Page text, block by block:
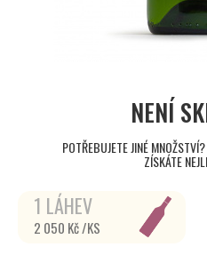
NENÍ
POTŘEBUJETE JINÉ
ZÍSKÁTE
1 LÁHEV
2 050 Kč /KS